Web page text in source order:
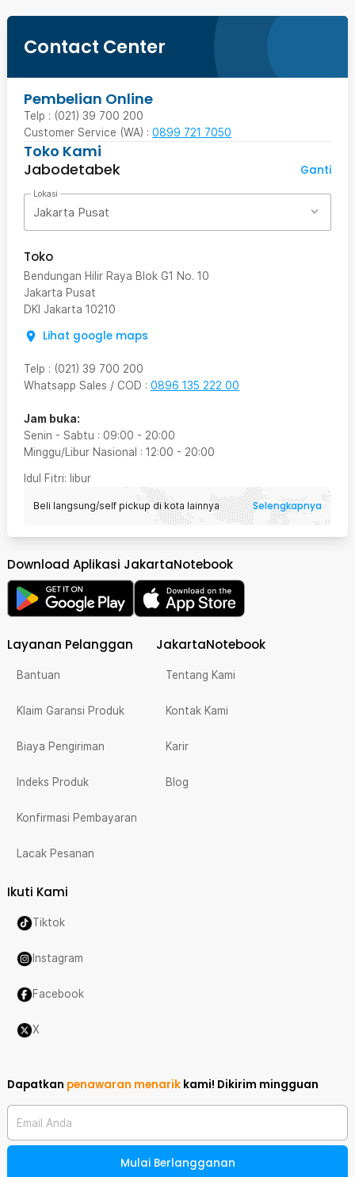
Contact Center
Pembelian Online
Telp : (021) 39 700 200
Customer Service (WA) : 0899 721 7050
Toko Kami
Jabodetabek
Ganti
Lokasi
Jakarta Pusat
Toko
Bendungan Hilir Raya Blok G1 No. 10
Jakarta Pusat
DKI Jakarta 10210
Lihat google maps
Telp : (021) 39 700 200
Whatsapp Sales / COD : 0896 135 222 00
Jam buka:
Senin - Sabtu : 09:00 - 20:00
Minggu/Libur Nasional : 12:00 - 20:00
Idul Fitri: libur
Beli langsung/self pickup di kota lainnya Selengkapnya
Download Aplikasi JakartaNotebook
Layanan Pelanggan
Bantuan
Klaim Garansi Produk
Biaya Pengiriman
Indeks Produk
Konfirmasi Pembayaran
Lacak Pesanan
JakartaNotebook
Tentang Kami
Kontak Kami
Karir
Blog
Ikuti Kami
Tiktok
Instagram
Facebook
X
Dapatkan penawaran menarik kami! Dikirim mingguan
Email Anda
Mulai Berlangganan